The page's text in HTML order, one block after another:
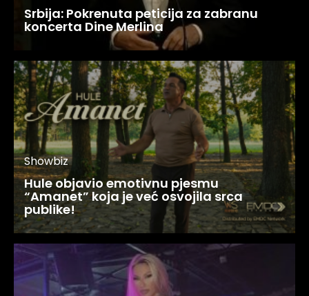
Srbija: Pokrenuta peticija za zabranu
koncerta Dine Merlina
Showbiz
Hule objavio emotivnu pjesmu
“Amanet” koja je već osvojila srca
publike!